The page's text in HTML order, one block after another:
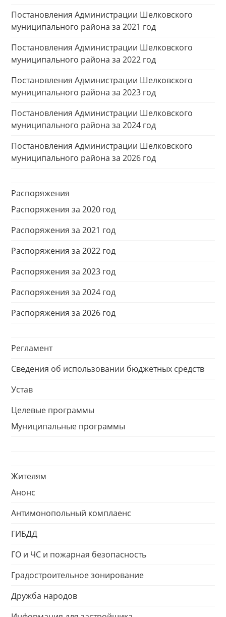
Постановления Администрации Шелковского
муниципального района за 2021 год
Постановления Администрации Шелковского
муниципального района за 2022 год
Постановления Администрации Шелковского
муниципального района за 2023 год
Постановления Администрации Шелковского
муниципального района за 2024 год
Постановления Администрации Шелковского
муниципального района за 2026 год
Распоряжения
Распоряжения за 2020 год
Распоряжения за 2021 год
Распоряжения за 2022 год
Распоряжения за 2023 год
Распоряжения за 2024 год
Распоряжения за 2026 год
Регламент
Сведения об использовании бюджетных средств
Устав
Целевые программы
Муниципальные программы
Жителям
Анонс
Антимонопольный комплаенс
ГИБДД
ГО и ЧС и пожарная безопасность
Градостроительное зонирование
Дружба народов